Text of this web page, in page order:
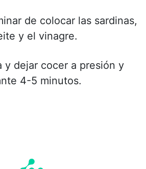
de colocar las sardinas,
y el vinagre.
y dejar cocer a presión y
4-5 minutos.